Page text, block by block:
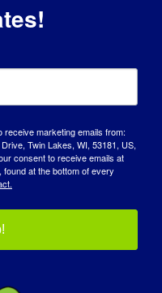
marketing emails from:
Twin Lakes, WI, 53181, US,
consent to receive emails at
at the bottom of every